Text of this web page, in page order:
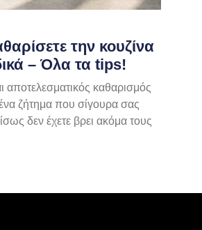
την κουζίνα
– Όλα τα tips!
αποτελεσματικός καθαρισμός
ένα ζήτημα που σίγουρα σας
δεν έχετε βρει ακόμα τους